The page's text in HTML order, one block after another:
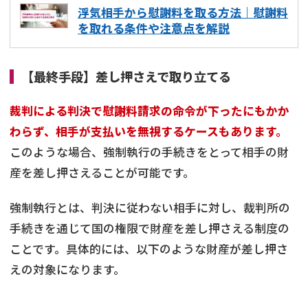
浮気相手から慰謝料を取る方法｜慰謝料
を取れる条件や注意点を解説
【最終手段】差し押さえで取り立てる
裁判による判決で慰謝料請求の命令が下ったにもかか
わらず、相手が支払いを無視するケースもあります。
このような場合、強制執行の手続きをとって相手の財
産を差し押さえることが可能です。
強制執行とは、判決に従わない相手に対し、裁判所の
手続きを通じて国の権限で財産を差し押さえる制度の
ことです。具体的には、以下のような財産が差し押さ
えの対象になります。